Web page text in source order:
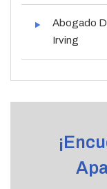
Abogado
Irving